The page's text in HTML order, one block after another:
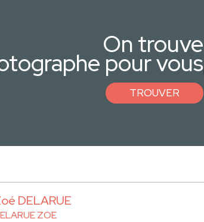
On trouve
pour vous
TROUVER
DELARUE
ZOE